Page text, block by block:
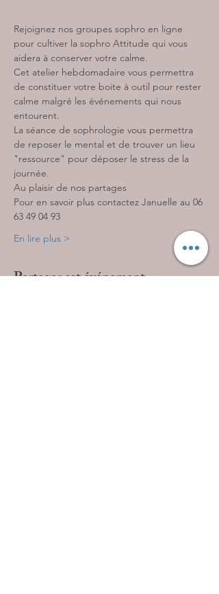
Rejoignez nos groupes sophro en ligne
pour cultiver la sophro Attitude qui vous
aidera à conserver votre calme.
Cet atelier hebdomadaire vous permettra
de constituer votre boite à outil pour rester
calme malgré les événements qui nous
entourent.
La séance de sophrologie vous permettra
de reposer le mental et de trouver un lieu
"ressource" pour déposer le stress de la
journée.
Au plaisir de nos partages
Pour en savoir plus contactez Januelle au 06
63 49 04 93
En lire plus >
Partager cet événement